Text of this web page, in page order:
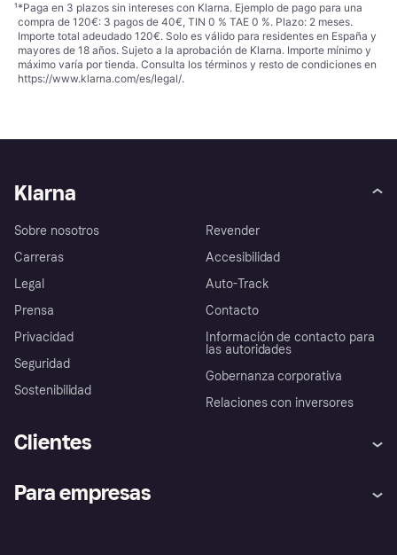
¹*Paga en 3 plazos sin intereses con Klarna. Ejemplo de pago para una
compra de 120€: 3 pagos de 40€, TIN 0 % TAE 0 %. Plazo: 2 meses.
Importe total adeudado 120€. Solo es válido para residentes en España y
mayores de 18 años. Sujeto a la aprobación de Klarna. Importe mínimo y
máximo varía por tienda. Consulta los términos y resto de condiciones en
https://www.klarna.com/es/legal/.
Klarna
Sobre nosotros
Carreras
Legal
Prensa
Privacidad
Seguridad
Sostenibilidad
Revender
Accesibilidad
Auto-Track
Contacto
Información de contacto para
las autoridades
Gobernanza corporativa
Relaciones con inversores
Clientes
Inicio de sesión
Para empresas